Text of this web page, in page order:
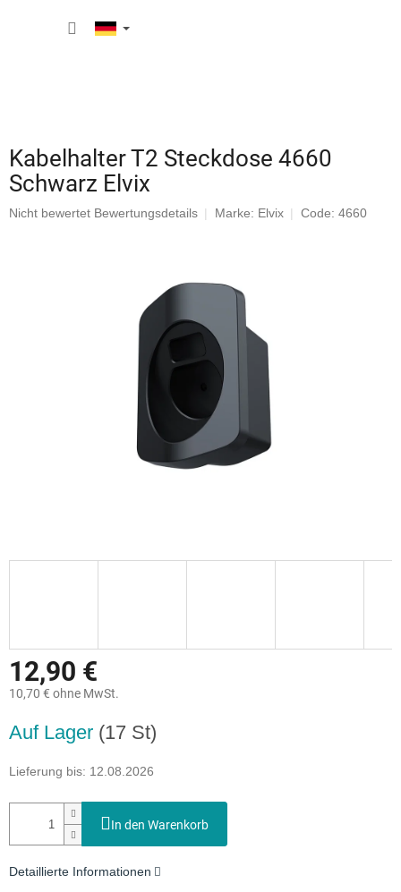
Kabelhalter T2 Steckdose 4660
Schwarz Elvix
Die
Nicht bewertet Bewertungsdetails Marke: Elvix Code: 4660
12,90 €
10,70 € ohne MwSt.
Auf Lager (17 St)
Lieferung bis: 12.08.2026
In den Warenkorb
Detaillierte Informationen